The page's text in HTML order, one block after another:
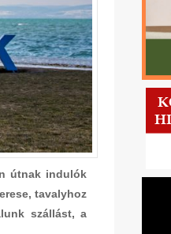
útnak indulók
tavalyhoz
szállást, a